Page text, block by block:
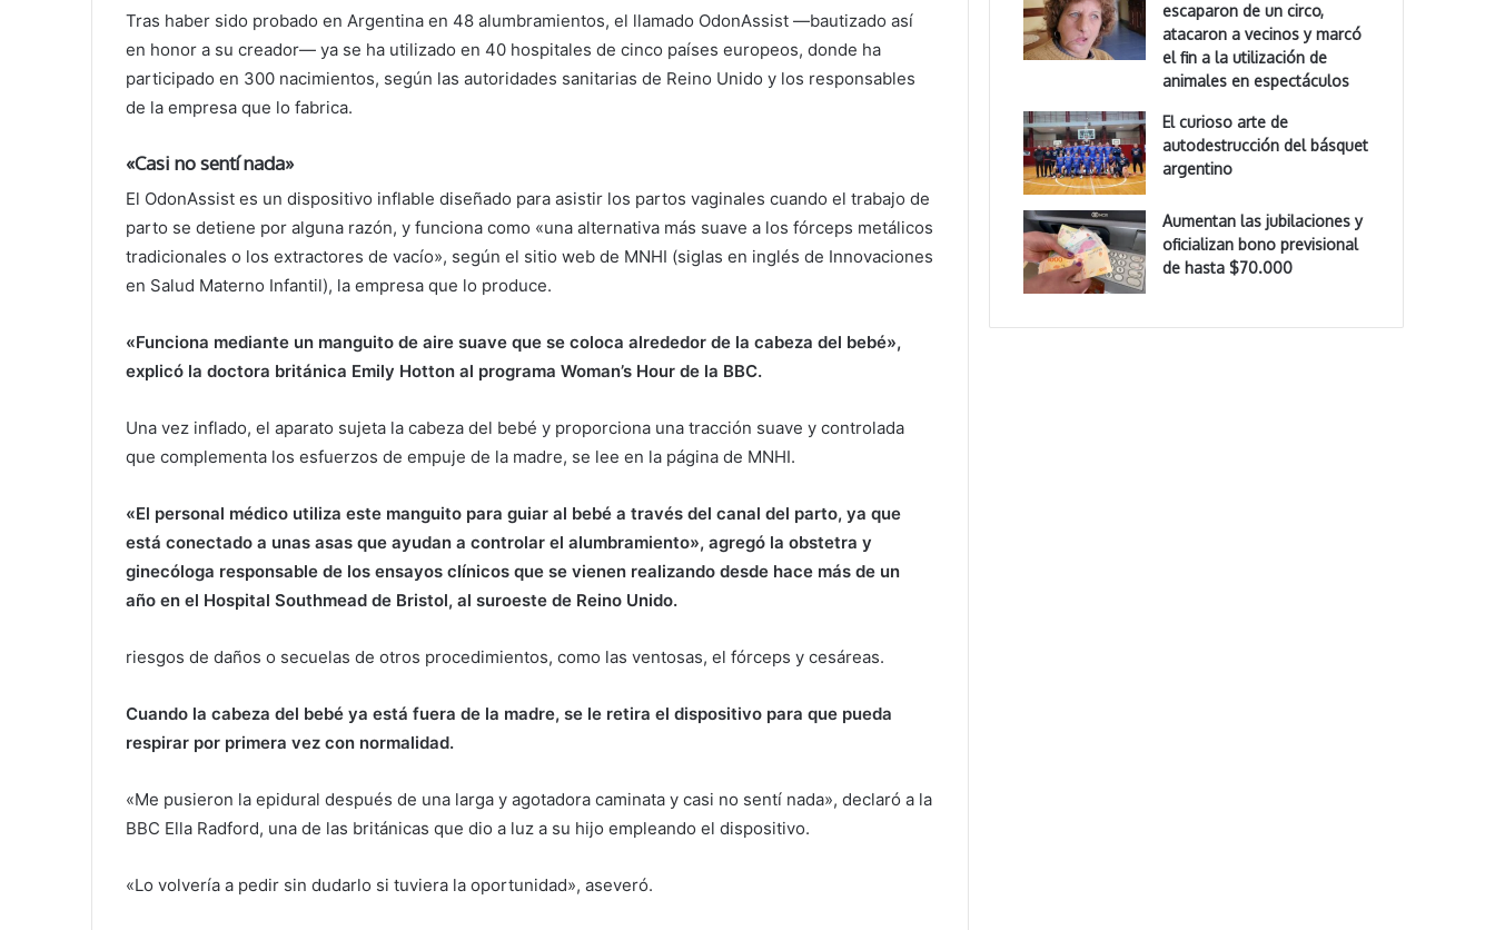
Tras haber sido probado en Argentina en 48 alumbramientos, el llamado OdonAssist —bautizado así
en honor a su creador— ya se ha utilizado en 40 hospitales de cinco países europeos, donde ha
participado en 300 nacimientos, según las autoridades sanitarias de Reino Unido y los responsables
de la empresa que lo fabrica.
«Casi no sentí nada»
El OdonAssist es un dispositivo inflable diseñado para asistir los partos vaginales cuando el trabajo de
parto se detiene por alguna razón, y funciona como «una alternativa más suave a los fórceps metálicos
tradicionales o los extractores de vacío», según el sitio web de MNHI (siglas en inglés de Innovaciones
en Salud Materno Infantil), la empresa que lo produce.
«Funciona mediante un manguito de aire suave que se coloca alrededor de la cabeza del bebé»,
explicó la doctora británica Emily Hotton al programa Woman’s Hour de la BBC.
Una vez inflado, el aparato sujeta la cabeza del bebé y proporciona una tracción suave y controlada
que complementa los esfuerzos de empuje de la madre, se lee en la página de MNHI.
«El personal médico utiliza este manguito para guiar al bebé a través del canal del parto, ya que
está conectado a unas asas que ayudan a controlar el alumbramiento», agregó la obstetra y
ginecóloga responsable de los ensayos clínicos que se vienen realizando desde hace más de un
año en el Hospital Southmead de Bristol, al suroeste de Reino Unido.
riesgos de daños o secuelas de otros procedimientos, como las ventosas, el fórceps y cesáreas.
Cuando la cabeza del bebé ya está fuera de la madre, se le retira el dispositivo para que pueda
respirar por primera vez con normalidad.
«Me pusieron la epidural después de una larga y agotadora caminata y casi no sentí nada», declaró a la
BBC Ella Radford, una de las británicas que dio a luz a su hijo empleando el dispositivo.
«Lo volvería a pedir sin dudarlo si tuviera la oportunidad», aseveró.
escaparon de un circo,
atacaron a vecinos y marcó
el fin a la utilización de
animales en espectáculos
El curioso arte de
autodestrucción del básquet
argentino
Aumentan las jubilaciones y
oficializan bono previsional
de hasta $70.000